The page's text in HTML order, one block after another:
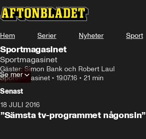
Hem Serier Nyheter Sport
Sportmagasinet
Sportmagasinet
Gäster: Simon Bank och Robert Laul
Sportmagasinet • 19.07.16 • 21 min
Se mer
Senast
18 JULI 2016
”Sämsta tv-programmet någonsin”